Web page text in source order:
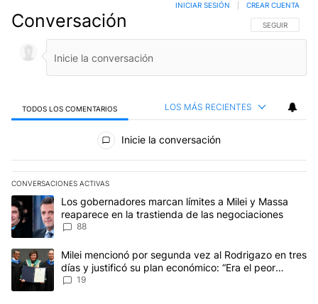
Conversación SIGA ESTA
SEGUIR
INICIAR SESIÓN CREAR CUENTA
TODOS LOS COMENTARIOS LOS MÁS RECIENTES
Todos los comentarios
Inicie la conversación
CONVERSACIONES ACTIVAS
Este listado muestra los artículos con más comentarios en los
Un artículo de tendencia con el título "Los gobernadores
Los gobernadores marcan límites a Milei y Massa
reaparece en la trastienda de las negociaciones
88
Un artículo de tendencia con el título "Milei mencionó por
Milei mencionó por segunda vez al Rodrigazo en tres
días y justificó su plan económico: “Era el peor
escenario posible”
19